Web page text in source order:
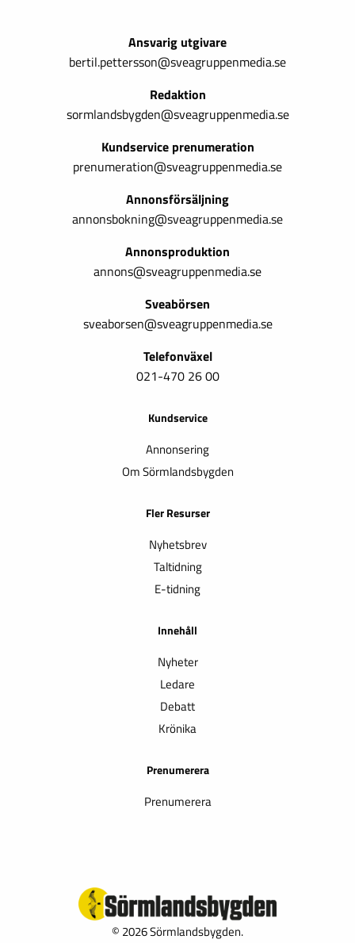
Ansvarig utgivare
bertil.pettersson@sveagruppenmedia.se
Redaktion
sormlandsbygden@sveagruppenmedia.se
Kundservice prenumeration
prenumeration@sveagruppenmedia.se
Annonsförsäljning
annonsbokning@sveagruppenmedia.se
Annonsproduktion
annons@sveagruppenmedia.se
Sveabörsen
sveaborsen@sveagruppenmedia.se
Telefonväxel
021-470 26 00
Kundservice
Annonsering
Om Sörmlandsbygden
Fler Resurser
Nyhetsbrev
Taltidning
E-tidning
Innehåll
Nyheter
Ledare
Debatt
Krönika
Prenumerera
Prenumerera
© 2026 Sörmlandsbygden.